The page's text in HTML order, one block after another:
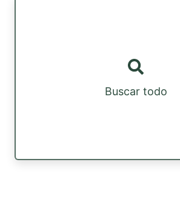
Buscar todo